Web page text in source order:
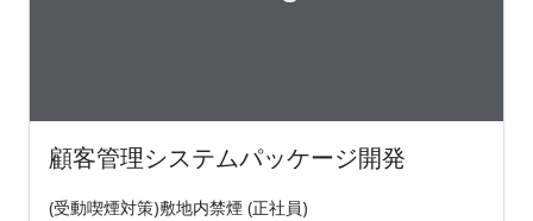
顧客管理システムパッケージ開発
(受動喫煙対策)敷地内禁煙 (正社員)